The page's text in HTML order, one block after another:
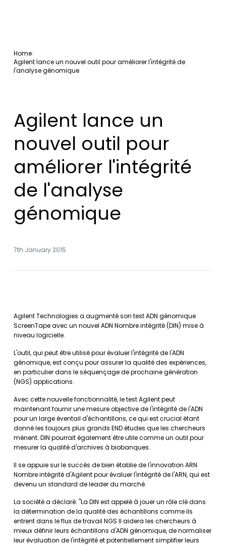
Home
Agilent lance un nouvel outil pour améliorer l'intégrité de
l'analyse génomique
Agilent lance un
nouvel outil pour
améliorer l'intégrité
de l'analyse
génomique
7th January 2015
Agilent Technologies a augmenté son test ADN génomique
ScreenTape avec un nouvel ADN Nombre intégrité (DIN) mise à
niveau logicielle.
L'outil, qui peut être utilisé pour évaluer l'intégrité de l'ADN
génomique, est conçu pour assurer la qualité des expériences,
en particulier dans le séquençage de prochaine génération
(NGS) applications.
Avec cette nouvelle fonctionnalité, le test Agilent peut
maintenant fournir une mesure objective de l'intégrité de l'ADN
pour un large éventail d'échantillons, ce qui est crucial étant
donné les toujours plus grands END études que les chercheurs
mènent. DIN pourrait également être utile comme un outil pour
mesurer la qualité d'archives à biobanques.
Il se appuie sur le succès de bien établie de l'innovation ARN
Nombre intégrité d'Agilent pour évaluer l'intégrité de l'ARN, qui est
devenu un standard de leader du marché.
La société a déclaré: "La DIN est appelé à jouer un rôle clé dans
la détermination de la qualité des échantillons comme ils
entrent dans le flux de travail NGS Il aidera les chercheurs à
mieux définir leurs échantillons d'ADN génomique, de normaliser
leur évaluation de l'intégrité et potentiellement simplifier leurs